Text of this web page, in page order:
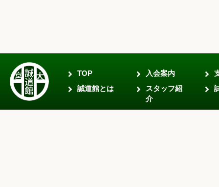
TOP
誠道館とは
入会案内
スタッフ紹
介